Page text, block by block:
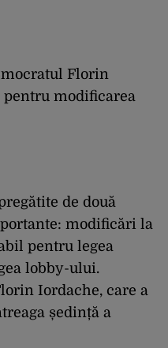
Florin
modificarea
de două
modificări la
pentru legea
lobby-ului.
Iordache, care a
ședință a